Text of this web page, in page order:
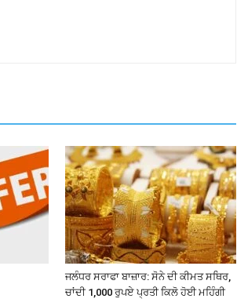
ਜਲੰਧਰ ਸਰਾਫਾ ਬਾਜ਼ਾਰ: ਸੋਨੇ ਦੀ ਕੀਮਤ ਸਥਿਰ,
ਚਾਂਦੀ 1,000 ਰੁਪਏ ਪ੍ਰਤੀ ਕਿਲੋ ਹੋਈ ਮਹਿੰਗੀ